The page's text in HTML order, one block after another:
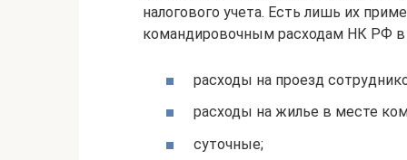
налогового учета. Есть лишь их
командировочным расходам НК РФ в
расходы на проезд
расходы на жилье в месте
суточные;